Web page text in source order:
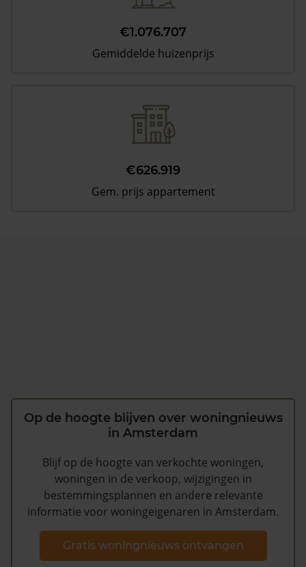
€1.076.707
Gemiddelde huizenprijs
€626.919
Gem. prijs appartement
Op de hoogte blijven over woningnieuws
in Amsterdam
Blijf op de hoogte van verkochte woningen,
woningen in de verkoop, wijzigingen in
bestemmingsplannen en andere relevante
informatie voor woningeigenaren in Amsterdam.
Gratis woningnieuws ontvangen